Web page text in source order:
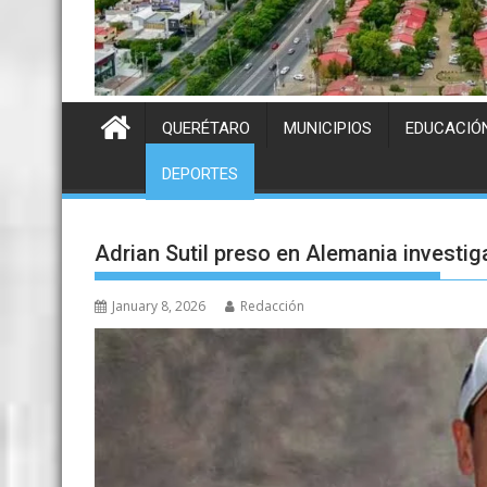
QUERÉTARO MUNICIPIOS
DEPORTES
Adrian Sutil preso en Alemania
January 8, 2026 Redacción